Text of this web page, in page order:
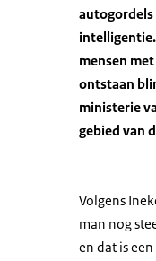
autogordels
mensen
ontstaan
ministerie
gebied van
Volgens
man nog
en dat is